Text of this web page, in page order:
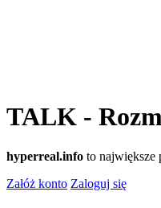
TALK -
hyperreal.info to największe
Załóż konto Zaloguj się